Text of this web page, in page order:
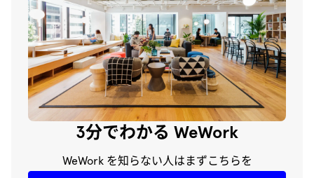
3分でわかる WeWork
WeWork を知らない人はまずこちらを